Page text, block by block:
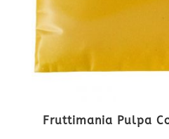
Fruttimania Pulpa